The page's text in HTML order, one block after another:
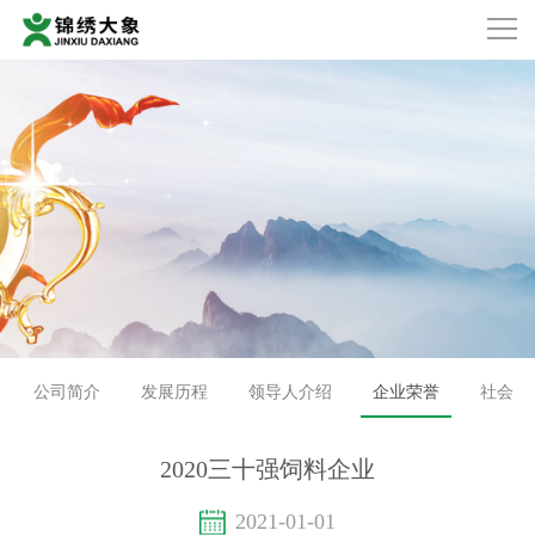
公司简介 发展历程 领导人介绍 企业荣誉 社会责
2020三十强饲料企业
2021-01-01